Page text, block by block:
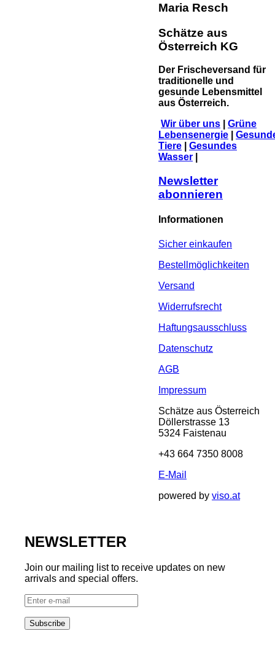
Maria Resch
Schätze aus
Österreich KG
Der Frischeversand für
traditionelle und
gesunde Lebensmittel
aus Österreich.
Wir über uns
Grüne
Lebensenergie
Tiere
Gesundes
Wasser
Newsletter
abonnieren
Informationen
Sicher einkaufen
Bestellmöglichkeiten
Versand
Widerrufsrecht
Haftungsausschluss
Datenschutz
AGB
Impressum
Schätze aus Österreich
Döllerstrasse 13
5324 Faistenau
+43 664 7350 8008
E-Mail
powered by viso.at
NEWSLETTER
Join our mailing list to receive updates on new
arrivals and special offers.
Subscribe